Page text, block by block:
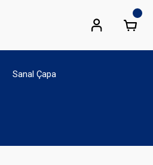
Sanal Çapa